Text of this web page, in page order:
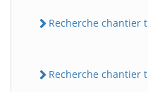
Recherche chantier
Recherche chantier